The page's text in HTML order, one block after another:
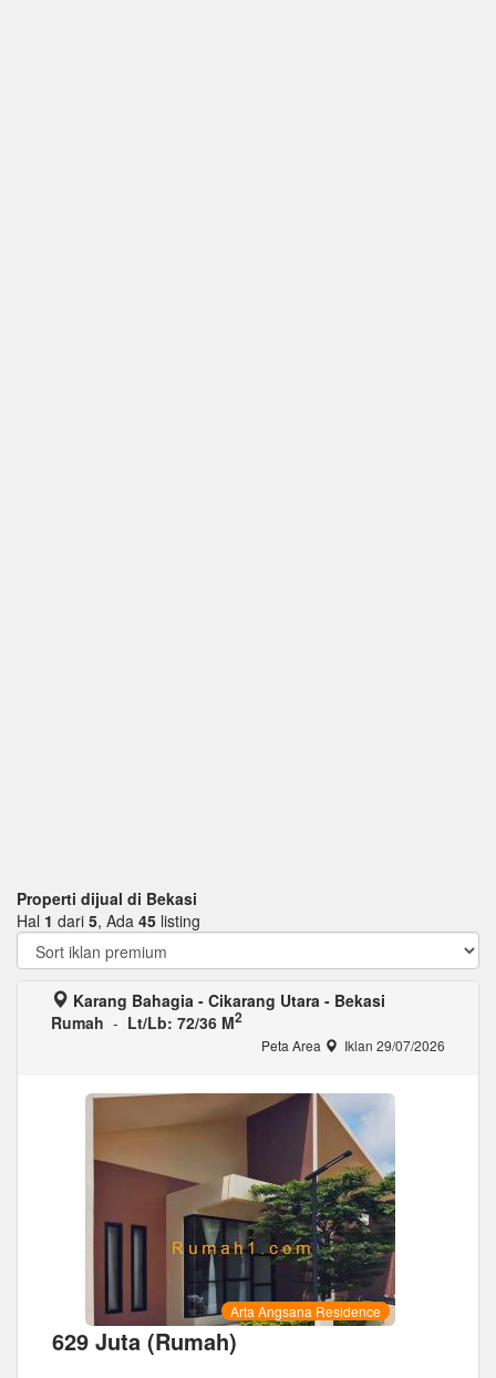
Properti dijual di Bekasi
Hal 1 dari 5, Ada 45 listing
Karang Bahagia - Cikarang Utara - Bekasi
Rumah - Lt/Lb: 72/36 M2
Peta Area Iklan 29/07/2026
Arta Angsana Residence
629 Juta (Rumah)